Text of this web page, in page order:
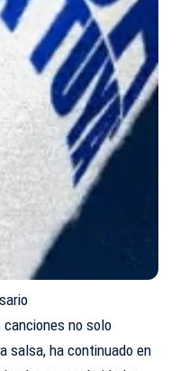
no solo
salsa, ha continuado en